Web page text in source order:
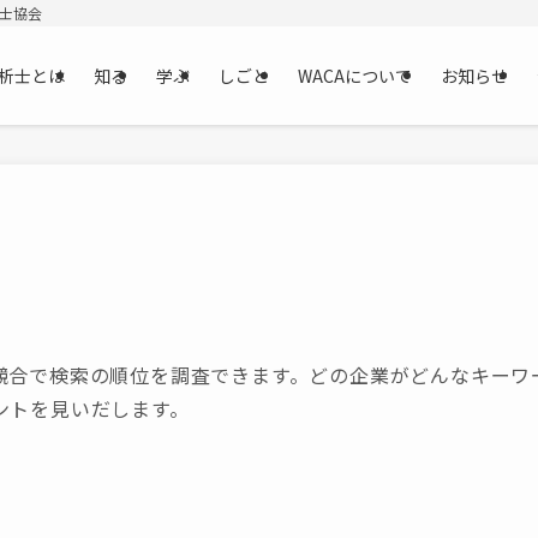
協会
士とは 知る 学ぶ しごと WACAについて お知らせ
で検索の順位を調査できます。どの企業がどんなキー
を見いだします。